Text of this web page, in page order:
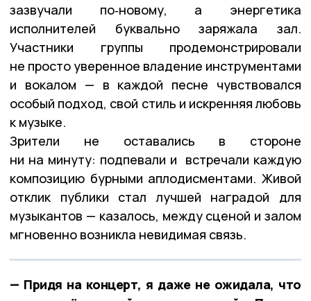
зазвучали по‑новому, а энергетика
исполнителей буквально заряжала зал.
Участники группы продемонстрировали
не просто уверенное владение инструментами
и вокалом — в каждой песне чувствовался
особый подход, свой стиль и искренняя любовь
к музыке.
Зрители не оставались в стороне
ни на минуту: подпевали и встречали каждую
композицию бурными аплодисментами. Живой
отклик публики стал лучшей наградой для
музыкантов — казалось, между сценой и залом
мгновенно возникла невидимая связь.
— Придя на концерт, я даже не ожидала, что